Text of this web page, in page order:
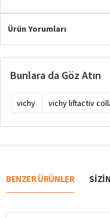
Ürün Yorumları
Bunlara da Göz Atın
vichy vichy liftactiv
BENZER ÜRÜNLER